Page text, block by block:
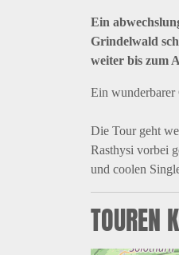
Ein
Grindelwald
weiter bis zum
Ein wunderbarer
Die Tour geht
Rasthysi vorbei
und coolen
TOUREN